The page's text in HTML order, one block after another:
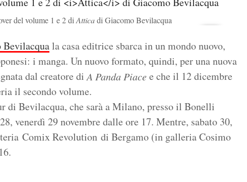
del volume 1 e 2 diAtticadi Giacomo Bevilacqua
Bevilacquala casa editrice sbarca in un mondo nuovo,
i manga. Un nuovo formato, quindi, per una nuova
dal creatore di A Panda Piace e che il 12 dicembre
il secondo volume.
di Bevilacqua, che sarà a Milano, presso il Bonelli
venerdì 29 novembre dalle ore 17. Mentre, sabato 30,
Comix Revolution di Bergamo (in galleria Cosimo